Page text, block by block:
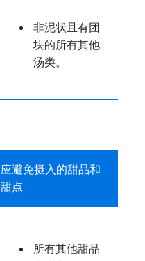
非泥状且有团
块的所有其他
汤类。
应避免摄入的甜品和
甜点
所有其他甜品